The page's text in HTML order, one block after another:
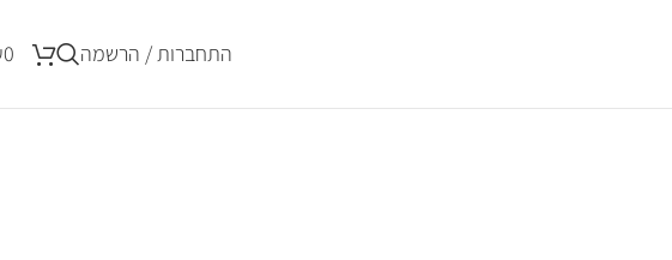
התחברות / הרשמה 0